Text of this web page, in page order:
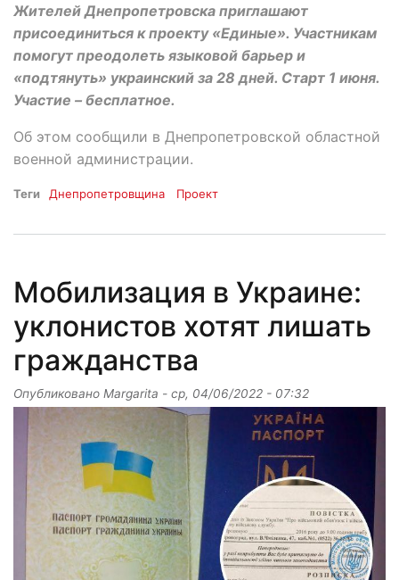
Жителей Днепропетровска приглашают
присоединиться к проекту «Единые». Участникам
помогут преодолеть языковой барьер и
«подтянуть» украинский за 28 дней. Старт 1 июня.
Участие – бесплатное.
Об этом сообщили в Днепропетровской областной
военной администрации.
Теги Днепропетровщина Проект
Мобилизация в Украине:
уклонистов хотят лишать
гражданства
Опубликовано Margarita - ср, 04/06/2022 - 07:32